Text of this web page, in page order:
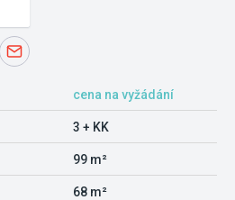
cena na vyžádání
3 + KK
99 m²
68 m²